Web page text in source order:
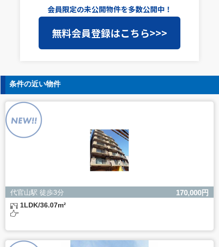
4. 個人情報取扱いの委託
当社は事業運営上、前項利用目的の範囲に限って個人情報
を外部に委託することがあります。この場合、個人情報保
護水準の高い委託先を選定し、個人情報の適正管理・機密
保持についての契約を交わし、適切な管理を実施させま
5. 個人情報の開示等の請求
ご本人様は、当社に対してご自身の個人情報の開示等（利
用目的の通知、開示、内容の訂正・追加・削除、利用の停
止または消去、第三者への提供の停止）に関して、下記の
当社問合わせ窓口に申し出ることができます。その際、当
社はお客様ご本人を確認させていただいたうえで、合理的
な間内に対応いたします。
株式会社バレッグス 個人情報問合せ窓口
住所 東京都目黒区鷹番2-5-21
受付時間：平日10：30～17：00 ※弊社公休日を除く
よるものです。
会員限定の未公開物件を多数公開中！
無料会員登録はこちら>>>
条件の近い物件
代官山駅 徒歩3分 170,000円
1LDK/36.07m²